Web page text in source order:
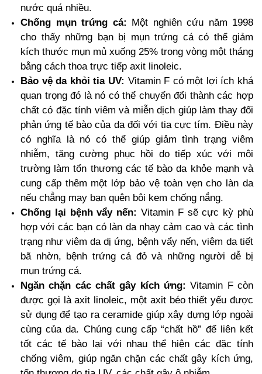
nước quá nhiều.
Chống mụn trứng cá: Một nghiên cứu năm 1998
cho thấy những bạn bị mụn trứng cá có thể giảm
kích thước mụn mủ xuống 25% trong vòng một tháng
bằng cách thoa trực tiếp axit linoleic.
Bảo vệ da khỏi tia UV: Vitamin F có một lợi ích khá
quan trọng đó là nó có thể chuyển đổi thành các hợp
chất có đặc tính viêm và miễn dịch giúp làm thay đổi
phản ứng tế bào của da đối với tia cực tím. Điều này
có nghĩa là nó có thể giúp giảm tình trạng viêm
nhiễm, tăng cường phục hồi do tiếp xúc với môi
trường làm tổn thương các tế bào da khỏe mạnh và
cung cấp thêm một lớp bảo vệ toàn vẹn cho làn da
nếu chẳng may bạn quên bôi kem chống nắng.
Chống lại bệnh vẩy nến: Vitamin F sẽ cực kỳ phù
hợp với các bạn có làn da nhạy cảm cao và các tình
trạng như viêm da dị ứng, bệnh vẩy nến, viêm da tiết
bã nhờn, bệnh trứng cá đỏ và những người dễ bị
mụn trứng cá.
Ngăn chặn các chất gây kích ứng:Vitamin F còn
được gọi là axit linoleic, một axit béo thiết yếu được
sử dụng để tạo ra ceramide giúp xây dựng lớp ngoài
cùng của da. Chúng cung cấp “chất hồ” để liên kết
tốt các tế bào lại với nhau thể hiện các đặc tính
chống viêm, giúp ngăn chặn các chất gây kích ứng,